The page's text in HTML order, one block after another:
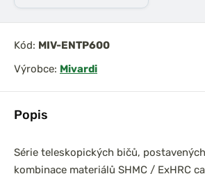
set
3,6m 3lb
Popis
Série teleskopických bičů,
kombinace materiálů SHMC / ExHRC
Kód: MIV-ENTP600
Výrobce: Mivardi